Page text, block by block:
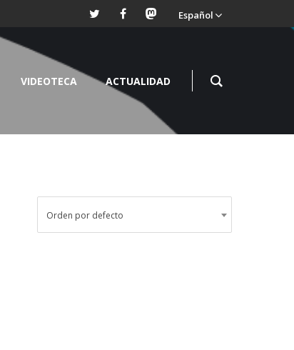
Español
VIDEOTECA ACTUALIDAD
Orden por defecto